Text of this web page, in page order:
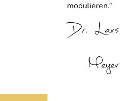
modulieren.“
Dr. Lars
Meyer